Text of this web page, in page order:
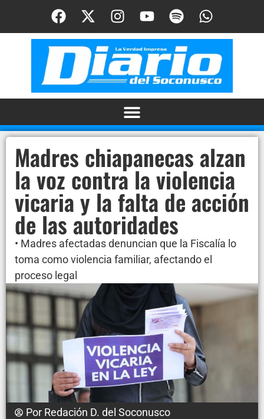
Madres chiapanecas alzan
la voz contra la violencia
vicaria y la falta de acción
de las autoridades
• Madres afectadas denuncian que la Fiscalía lo
toma como violencia familiar, afectando el
proceso legal
Por Redación D. del Soconusco